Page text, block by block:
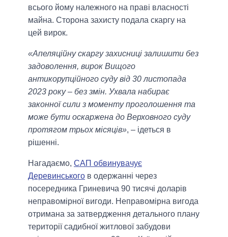
всього йому належного на праві власності
майна. Сторона захисту подала скаргу на
цей вирок.
«Апеляційну скаргу захисниці залишити без
задоволення, вирок Вищого
антикорупційного суду від 30 листопада
2023 року – без змін. Ухвала набирає
законної сили з моменту проголошення та
може бути оскаржена до Верховного суду
протягом трьох місяців», – ідеться в
рішенні.
Нагадаємо, САП обвинувачує
Деревинського в одержанні через
посередника Гриневича 90 тисячі доларів
неправомірної вигоди. Неправомірна вигода
отримана за затвердження детального плану
території садибної житлової забудови